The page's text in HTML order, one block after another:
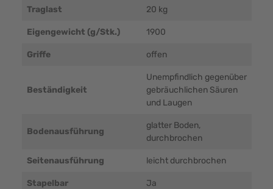
Traglast 20 kg
Eigengewicht (g/Stk.) 1900
Griffe offen
Beständigkeit
Unempfindlich gegenüber
gebräuchlichen Säuren
und Laugen
Bodenausführung
glatter Boden,
durchbrochen
Seitenausführung leicht durchbrochen
Stapelbar Ja